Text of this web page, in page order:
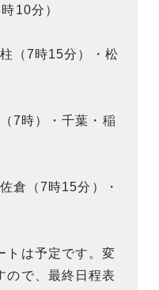
10分）
（7時15分）・松
7時）・千葉・稲
倉（7時15分）・
トは予定です。変
ので、最終日程表